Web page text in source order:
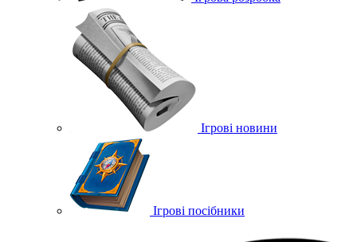
Ігрові новини
Ігрові посібники